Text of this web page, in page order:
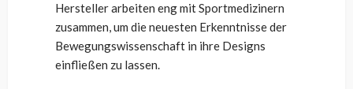
Hersteller arbeiten eng mit Sportmedizinern
zusammen, um die neuesten Erkenntnisse der
Bewegungswissenschaft in ihre Designs
einfließen zu lassen.